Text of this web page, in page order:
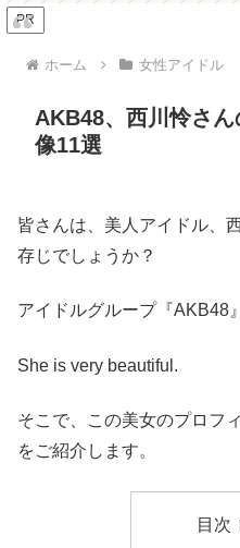
PR
ホーム 女性アイドル
AKB48、西川怜さ
像11選
皆さんは、美人アイドル、
存じでしょうか？
アイドルグループ『AKB48
She is very beautiful.
そこで、この美女のプロフ
をご紹介します。
目次